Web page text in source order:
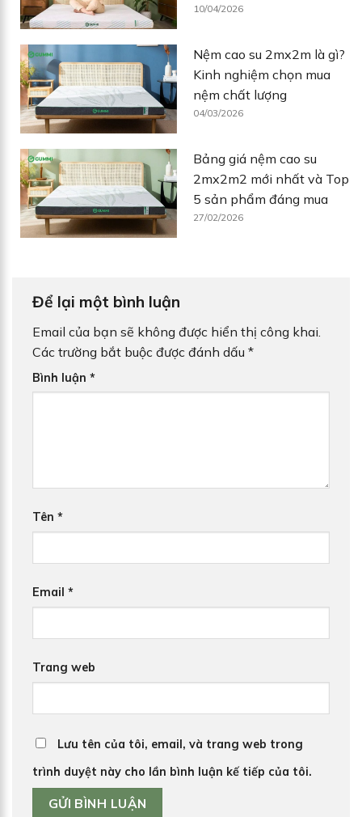
10/04/2026
Nệm cao su 2mx2m là gì?
Kinh nghiệm chọn mua
nệm chất lượng
04/03/2026
Bảng giá nệm cao su
2mx2m2 mới nhất và Top
5 sản phẩm đáng mua
27/02/2026
Để lại một bình luận
Email của bạn sẽ không được hiển thị công khai.
Các trường bắt buộc được đánh dấu *
Bình luận *
Tên *
Email *
Trang web
Lưu tên của tôi, email, và trang web trong
trình duyệt này cho lần bình luận kế tiếp của tôi.